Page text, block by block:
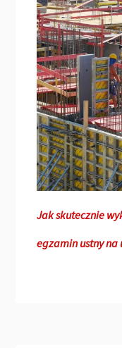
Jak skutecznie
egzamin ustny